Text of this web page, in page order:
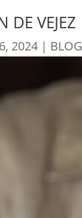
DE VEJEZ
2024 | BLOG